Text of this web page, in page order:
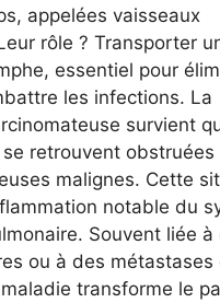
appelées vaisseaux
rôle ? Transporter
essentiel pour
les infections. La
survient
se retrouvent obstruées
malignes. Cette
notable du
Souvent liée à
ou à des métastases
transforme le